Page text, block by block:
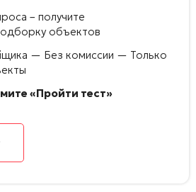
– получите
объектов
— Без комиссии — Только
«Пройти тест»